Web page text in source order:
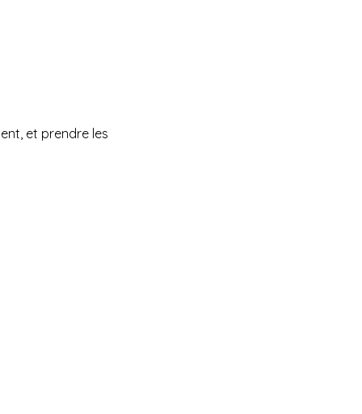
et prendre les